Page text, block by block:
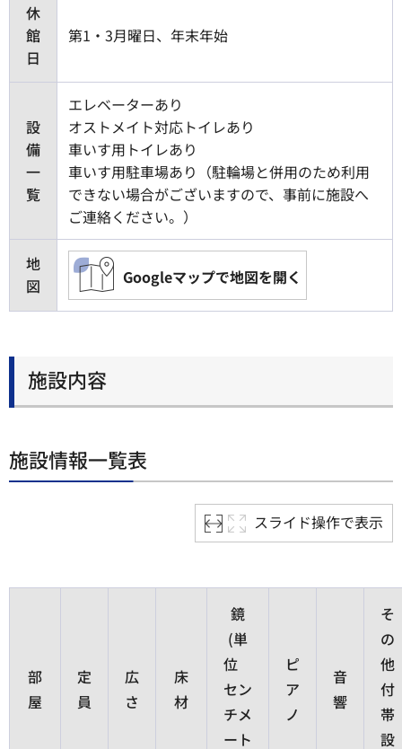
休
館
日
第1・3月曜日、年末年始
設
備
一
覧
エレベーターあり
オストメイト対応トイレあり
車いす用トイレあり
車いす用駐車場あり（駐輪場と併用のため利用
できない場合がございますので、事前に施設へ
ご連絡ください。）
地
図
Googleマップで地図を開く
施設内容
施設情報一覧表
スライド操作で表示
部
屋
定
員
広
さ
床
材
鏡
(単
位
セン
チメ
ート
ピ
ア
ノ
音
響
そ
の
他
付
帯
設